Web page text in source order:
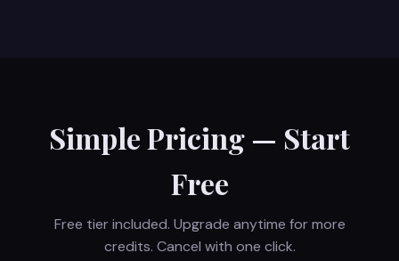
Simple Pricing — Start
Free
Free tier included. Upgrade anytime for more
credits. Cancel with one click.